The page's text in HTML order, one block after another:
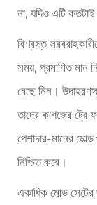
না, যদিও এটি
বিশ্বস্ত
সময়, প্রমাণিত মান
বেছে নিন।
তাদের কাগজের ট্রে
পেশাদার-মানের
নিশ্চিত করে।
একাধিক মোল্ড